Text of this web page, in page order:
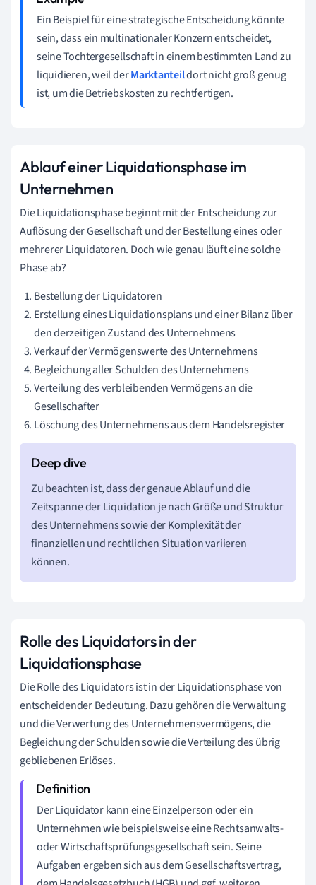
Ein Beispiel für eine strategische Entscheidung könnte
sein, dass ein multinationaler Konzern entscheidet,
seine Tochtergesellschaft in einem bestimmten Land zu
liquidieren, weil derMarktanteildort nicht groß genug
ist, um die Betriebskosten zu rechtfertigen.
Ablauf einer Liquidationsphase im
Unternehmen
Die Liquidationsphase beginnt mit der Entscheidung zur
Auflösung der Gesellschaft und der Bestellung eines oder
mehrerer Liquidatoren. Doch wie genau läuft eine solche
Phase ab?
Bestellung der Liquidatoren
Erstellung eines Liquidationsplans und einer Bilanz über
den derzeitigen Zustand des Unternehmens
Verkauf der Vermögenswerte des Unternehmens
Begleichung aller Schulden des Unternehmens
Verteilung des verbleibenden Vermögens an die
Gesellschafter
Löschung des Unternehmens aus dem Handelsregister
Zu beachten ist, dass der genaue Ablauf und die
Zeitspanne der Liquidation je nach Größe und Struktur
des Unternehmens sowie der Komplexität der
finanziellen und rechtlichen Situation variieren
können.
Rolle des Liquidators in der
Liquidationsphase
Die Rolle des Liquidators ist in der Liquidationsphase von
entscheidender Bedeutung. Dazu gehören die Verwaltung
und die Verwertung des Unternehmensvermögens, die
Begleichung der Schulden sowie die Verteilung des übrig
gebliebenen Erlöses.
Der Liquidator kann eine Einzelperson oder ein
Unternehmen wie beispielsweise eine Rechtsanwalts-
oder Wirtschaftsprüfungsgesellschaft sein. Seine
Aufgaben ergeben sich aus dem Gesellschaftsvertrag,